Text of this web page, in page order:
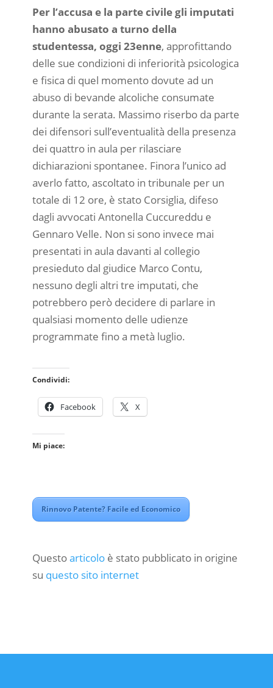
Per l’accusa e la parte civile gli imputati
hanno abusato a turno della
studentessa, oggi 23enne, approfittando
delle sue condizioni di inferiorità psicologica
e fisica di quel momento dovute ad un
abuso di bevande alcoliche consumate
durante la serata. Massimo riserbo da parte
dei difensori sull’eventualità della presenza
dei quattro in aula per rilasciare
dichiarazioni spontanee. Finora l’unico ad
averlo fatto, ascoltato in tribunale per un
totale di 12 ore, è stato Corsiglia, difeso
dagli avvocati Antonella Cuccureddu e
Gennaro Velle. Non si sono invece mai
presentati in aula davanti al collegio
presieduto dal giudice Marco Contu,
nessuno degli altri tre imputati, che
potrebbero però decidere di parlare in
qualsiasi momento delle udienze
programmate fino a metà luglio.
Condividi:
Facebook X
Mi piace:
Rinnovo Patente? Facile ed Economico
Questoarticoloè stato pubblicato in origine
su questo sito internet